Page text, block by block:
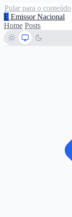
Pular para o conteúdo
E Emissor Nacional
Home Posts